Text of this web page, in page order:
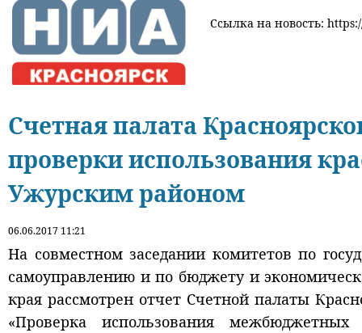
Ссылка на новость:
Счетная палата
проверки использования
Ужурским районом
06.06.2017 11:21
На совместном заседании комитетов по
самоуправлению и по бюджету и
края рассмотрен отчет Счетной палаты
«Проверка использования межбюджетных